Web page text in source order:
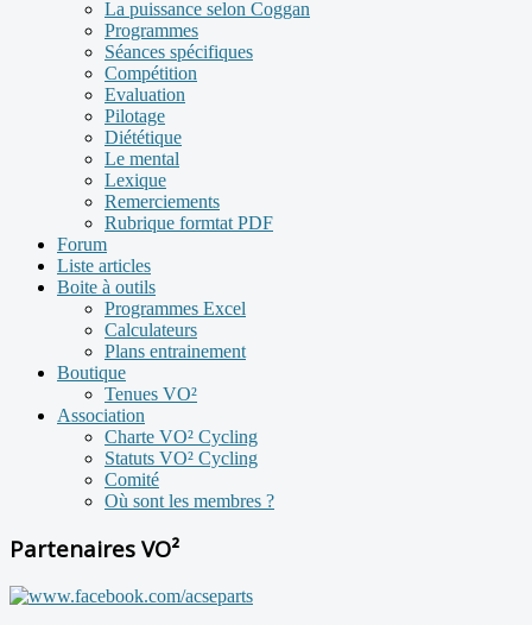
La puissance selon Coggan
Programmes
Séances spécifiques
Compétition
Evaluation
Pilotage
Diététique
Le mental
Lexique
Remerciements
Rubrique formtat PDF
Forum
Liste articles
Boite à outils
Programmes Excel
Calculateurs
Plans entrainement
Boutique
Tenues VO²
Association
Charte VO² Cycling
Statuts VO² Cycling
Comité
Où sont les membres ?
Partenaires VO²